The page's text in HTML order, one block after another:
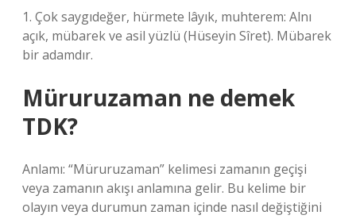
1. Çok saygıdeğer, hürmete lâyık, muhterem: Alnı
açık, mübarek ve asil yüzlü (Hüseyin Sîret). Mübarek
bir adamdır.
Müruruzaman ne demek
TDK?
Anlamı: “Müruruzaman” kelimesi zamanın geçişi
veya zamanın akışı anlamına gelir. Bu kelime bir
olayın veya durumun zaman içinde nasıl değiştiğini